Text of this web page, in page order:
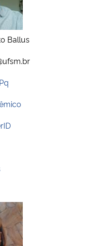
Ballus